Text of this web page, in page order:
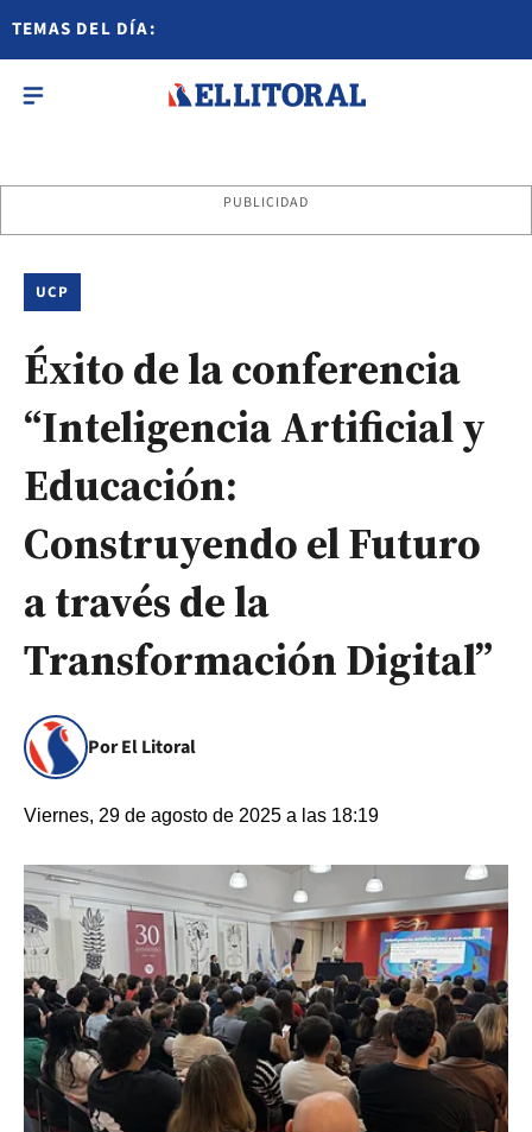
TEMAS DEL DÍA:
PUBLICIDAD
UCP
Éxito de la conferencia
“Inteligencia Artificial y
Educación:
Construyendo el Futuro
a través de la
Transformación Digital”
Por El Litoral
Viernes, 29 de agosto de 2025 a las 18:19